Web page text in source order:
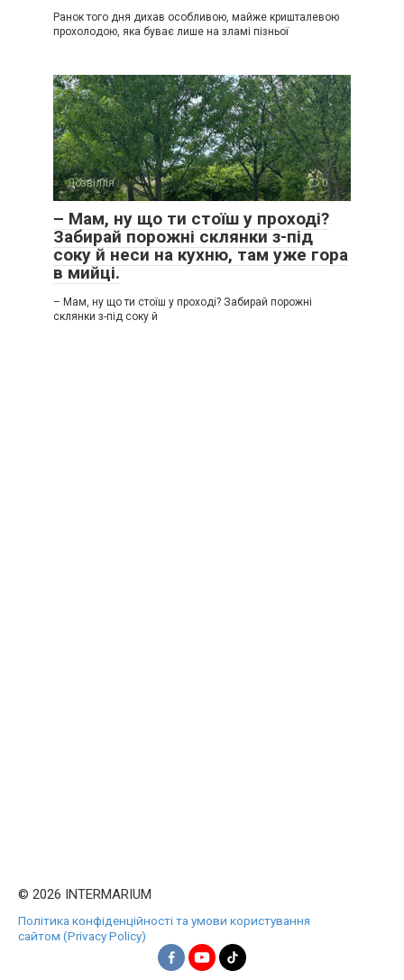
Ранок того дня дихав особливою, майже кришталевою
прохолодою, яка буває лише на зламі пізньої
Дозвілля 0
– Мам, ну що ти стоїш у проході?
Забирай порожні склянки з-під
соку й неси на кухню, там уже гора
в мийці.
– Мам, ну що ти стоїш у проході? Забирай порожні
склянки з-під соку й
© 2026 INTERMARIUM
Політика конфіденційності та умови користування
сайтом (Privacy Policy)